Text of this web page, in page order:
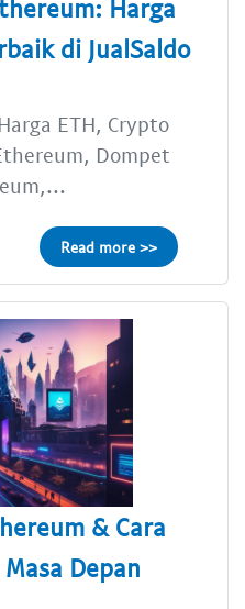
Harga
di JualSaldo
ETH, Crypto
Dompet
Read more >>
& Cara
Depan